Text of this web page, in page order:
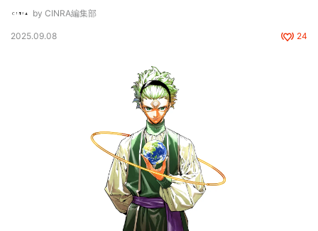
by CINRA編集部
2025.09.08 24